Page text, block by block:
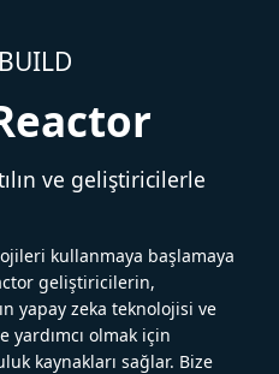
ve geliştiricilerle
kullanmaya başlamaya
geliştiricilerin,
yapay zeka teknolojisi ve
yardımcı olmak için
kaynakları sağlar. Bize